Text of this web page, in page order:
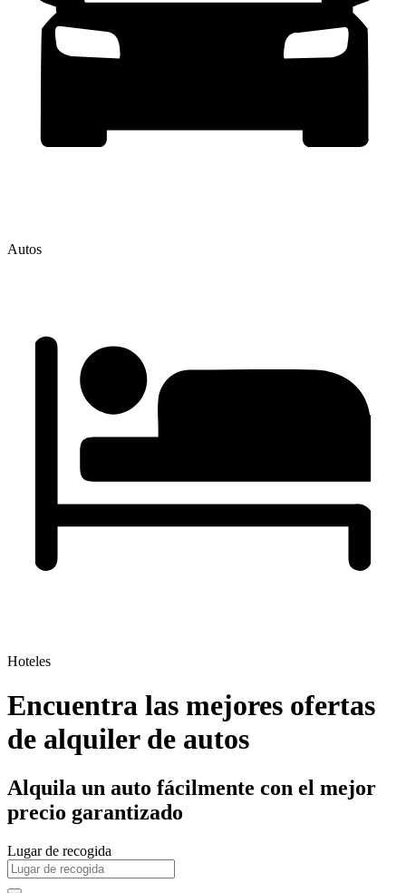
Autos
Hoteles
Encuentra las mejores ofertas
de alquiler de autos
Alquila un auto fácilmente con el mejor
precio garantizado
Lugar de recogida